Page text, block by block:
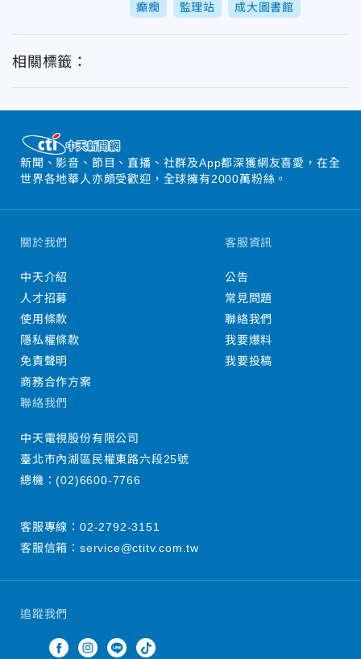
癲癇 監理站 成大圖書館
相關標籤：
新聞、影音、節目、直播、社群及App都深獲網友喜愛，在全
世界各地華人亦頗受歡迎，全球擁有2000萬粉絲。
追蹤我們
關於我們
中天介紹
人才招募
使用條款
隱私權條款
免責聲明
商務合作方案
客服資訊
公告
常見問題
聯絡我們
我要爆料
我要投稿
聯絡我們
中天電視股份有限公司
臺北市內湖區民權東路六段25號
總機：(02)6600-7766
客服專線： 02-2792-3151
客服信箱： service@ctitv.com.tw